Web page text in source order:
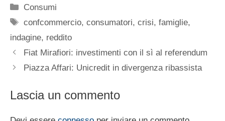
Categorie
Consumi
Tag
confcommercio,consumatori,crisi,famiglie,
indagine, reddito
Fiat Mirafiori: investimenti con il sì al referendum
Piazza Affari: Unicredit in divergenza ribassista
Lascia un commento